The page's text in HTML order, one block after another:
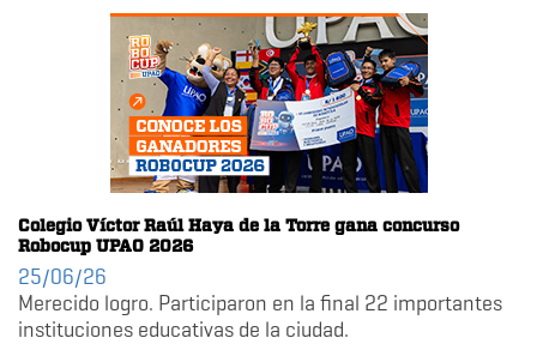
Colegio Víctor Raúl Haya de la Torre gana concurso
Robocup UPAO 2026
25/06/26
Merecido logro. Participaron en la final 22 importantes
instituciones educativas de la ciudad.